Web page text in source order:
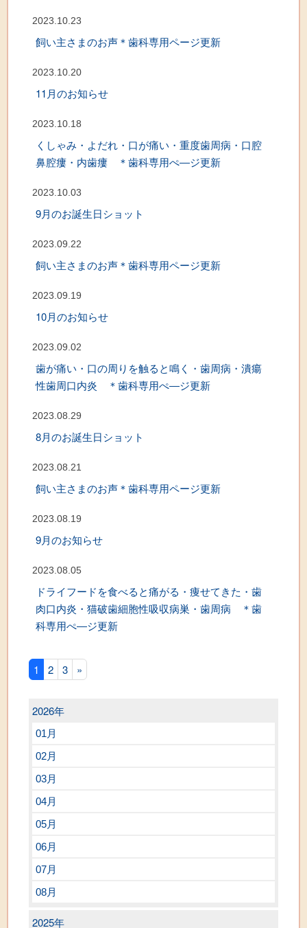
2023.10.23
飼い主さまのお声＊歯科専用ページ更新
2023.10.20
11月のお知らせ
2023.10.18
くしゃみ・よだれ・口が痛い・重度歯周病・口腔
鼻腔瘻・内歯瘻 ＊歯科専用ぺ―ジ更新
2023.10.03
9月のお誕生日ショット
2023.09.22
飼い主さまのお声＊歯科専用ページ更新
2023.09.19
10月のお知らせ
2023.09.02
歯が痛い・口の周りを触ると鳴く・歯周病・潰瘍
性歯周口内炎 ＊歯科専用ぺ―ジ更新
2023.08.29
8月のお誕生日ショット
2023.08.21
飼い主さまのお声＊歯科専用ページ更新
2023.08.19
9月のお知らせ
2023.08.05
ドライフードを食べると痛がる・痩せてきた・歯
肉口内炎・猫破歯細胞性吸収病巣・歯周病 ＊歯
科専用ぺ―ジ更新
1 2 3 »
2026年
01月
02月
03月
04月
05月
06月
07月
08月
2025年